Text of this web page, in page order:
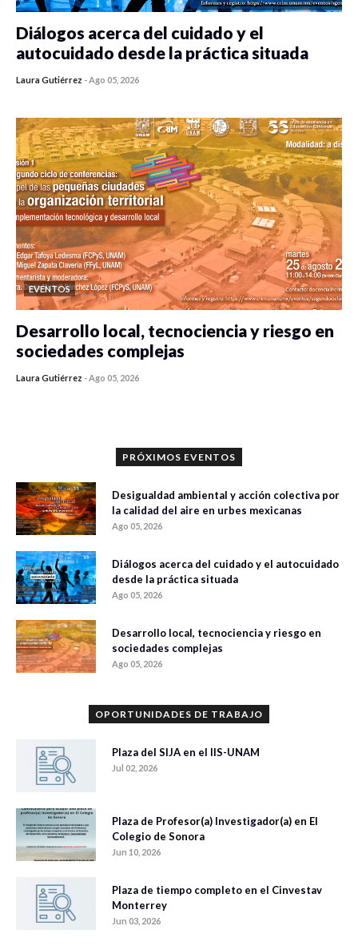
Diálogos acerca del cuidado y el
autocuidado desde la práctica situada
Laura Gutiérrez -Ago 05, 2026
EVENTOS
Desarrollo local, tecnociencia y riesgo en
sociedades complejas
Laura Gutiérrez -Ago 05, 2026
PRÓXIMOS EVENTOS
Desigualdad ambiental y acción colectiva por
la calidad del aire en urbes mexicanas
Ago 05, 2026
Diálogos acerca del cuidado y el autocuidado
desde la práctica situada
Ago 05, 2026
Desarrollo local, tecnociencia y riesgo en
sociedades complejas
Ago 05, 2026
OPORTUNIDADES DE TRABAJO
Plaza del SIJA en el IIS-UNAM
Jul 02, 2026
Plaza de Profesor(a) Investigador(a) en El
Colegio de Sonora
Jun 10, 2026
Plaza de tiempo completo en el Cinvestav
Monterrey
Jun 03, 2026